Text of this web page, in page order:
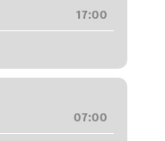
17:00
07:00